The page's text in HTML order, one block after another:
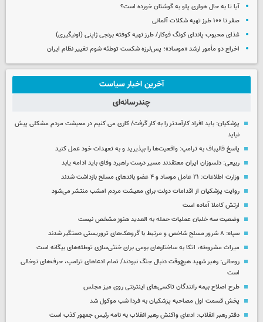
آیا تا به حال هواری پلو به گوشتان خورده است؟
صفر تا ۱۰۰ طرز تهیه شکلات آلمانی
غذای محبوب پاندای کونگ فوکار/ طرز تهیه کوفته برنجی ژاپنی (اونیگیری)
اخراج دو مأمور ارشد «موساد»؛ پس‌لرزه شکست توطئه شوم تغییر نظام ایران
آخرین اخبار سیاست
چندرسانه‌ای
پزشکیان: باید افراد کارآمدتر را به کار گرفت/ کاری می کنیم در معیشت مردم مشکلی پیش
نیاید
پاسخ قالیباف به ترامپ: واقعیت‌ها را بپذیرید و به تعهدات خود عمل کنید
ربیعی: دلسوزان ایران معتقدند مسیر درست راهبرد وفاق باید ادامه یابد
وزارت اطلاعات: ۲۱ عامل موساد و ۴ عضو باندهای مسلح بازداشت شدند
روایت پزشکیان از اقدامات دولت برای معیشت مردم امشب منتشر می‌شود
ارتش کاملا آماده است
وضعیت سه خلبان عملیات حمله به العدید هنوز مشخص نیست
سپاه: ۸ شرور مسلح شاخص و مرتبط با گروهک‌های تروریستی دستگیر شدند
میراث مشروطه، اتکا به ساختارهای بومی برای خنثی‌سازی توطئه‌های بیگانه است
روحانی: رهبر شهید هیچ‌وقت دنبال جنگ نبودند/ تمام ادعاهای ترامپ، حرف‌های توخالی
است
طرح اصلاح بیمه رانندگان تاکسی‌های اینترنتی روی میز مجلس
پخش قسمت اول مصاحبه پزشکیان به فردا شب موکول شد
دفتر رهبر انقلاب: ادعای واکنش رهبر انقلاب به نامه رئیس جمهور کذب است